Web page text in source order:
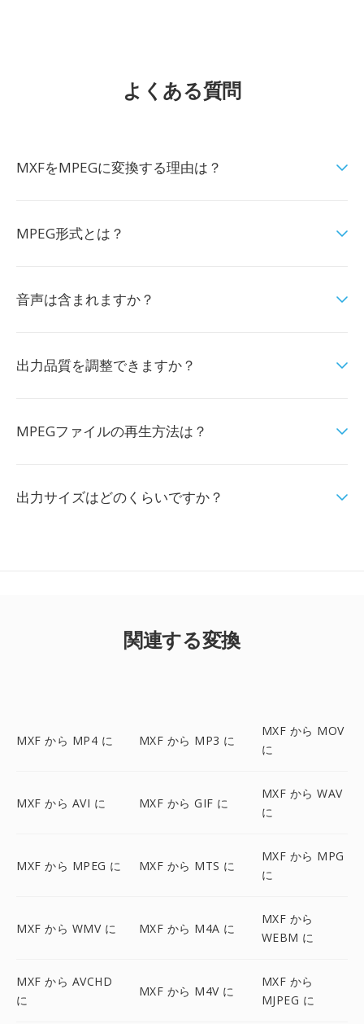
よくある質問
MXFをMPEGに変換する理由は？
MPEG形式とは？
音声は含まれますか？
出力品質を調整できますか？
MPEGファイルの再生方法は？
出力サイズはどのくらいですか？
関連する変換
MXF から MP4 に MXF から MP3 に
MXF から MOV
に
MXF から AVI に MXF から GIF に
MXF から WAV
に
MXF から MPEG に MXF から MTS に
MXF から MPG
に
MXF から WMV に MXF から M4A に
MXF から
WEBM に
MXF から AVCHD
に
MXF から M4V に
MXF から
MJPEG に